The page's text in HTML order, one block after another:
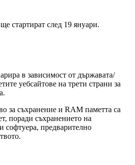
стартират след 19 януари.
в зависимост от държавата/
уебсайтове на трети страни за
за съхранение и RAM паметта са
поради съхранението на
софтуера, предварително